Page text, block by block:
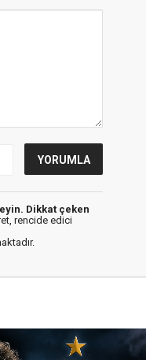
Dikkat çeken
rencide edici